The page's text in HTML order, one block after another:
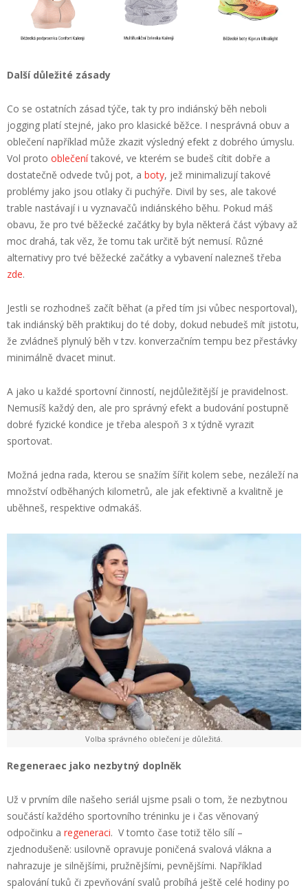
Další důležité zásady
Co se ostatních zásad týče, tak ty pro indiánský běh neboli
jogging platí stejné, jako pro klasické běžce. I nesprávná obuv a
oblečení například může zkazit výsledný efekt z dobrého úmyslu.
Vol proto oblečenítakové, ve kterém se budeš cítit dobře a
dostatečně odvede tvůj pot, a boty, jež minimalizují takové
problémy jako jsou otlaky či puchýře. Divil by ses, ale takové
trable nastávají i u vyznavačů indiánského běhu. Pokud máš
obavu, že pro tvé běžecké začátky by byla některá část výbavy až
moc drahá, tak věz, že tomu tak určitě být nemusí. Různé
alternativy pro tvé běžecké začátky a vybavení nalezneš třeba
zde.
Jestli se rozhodneš začít běhat (a před tím jsi vůbec nesportoval),
tak indiánský běh praktikuj do té doby, dokud nebudeš mít jistotu,
že zvládneš plynulý běh v tzv. konverzačním tempu bez přestávky
minimálně dvacet minut.
A jako u každé sportovní činností, nejdůležitější je pravidelnost.
Nemusíš každý den, ale pro správný efekt a budování postupně
dobré fyzické kondice je třeba alespoň 3 x týdně vyrazit
sportovat.
Možná jedna rada, kterou se snažím šířit kolem sebe, nezáleží na
množství odběhaných kilometrů, ale jak efektivně a kvalitně je
uběhneš, respektive odmakáš.
Volba správného oblečení je důležitá.
Regeneraec jako nezbytný doplněk
Už v prvním díle našeho seriál ujsme psali o tom, že nezbytnou
součástí každého sportovního tréninku je i čas věnovaný
odpočinku a regeneraci. V tomto čase totiž tělo sílí –
zjednodušeně: usilovně opravuje poničená svalová vlákna a
nahrazuje je silnějšími, pružnějšími, pevnějšími. Například
spalování tuků či zpevňování svalů probíhá ještě celé hodiny po